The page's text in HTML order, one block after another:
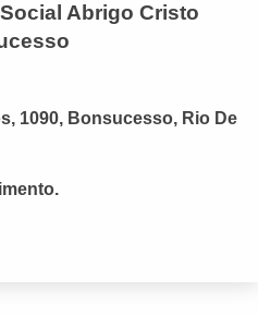
Abrigo Cristo
1090, Bonsucesso, Rio De